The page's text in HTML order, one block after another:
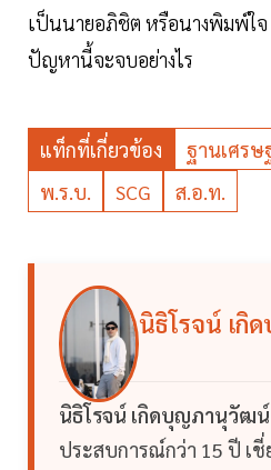
เป็นนายอภิชิต หรือนางพิมพ์ใจ
ปัญหานี้จะจบอย่างไร
แท็กที่เกี่ยวข้อง ฐานเศรษ
พ.ร.บ.
SCG ส.อ.ท.
นิธิโรจน์ เกิ
นิธิโรจน์ เกิดบุญภานุวัฒน์
ประสบการณ์กว่า 15 ปี เ